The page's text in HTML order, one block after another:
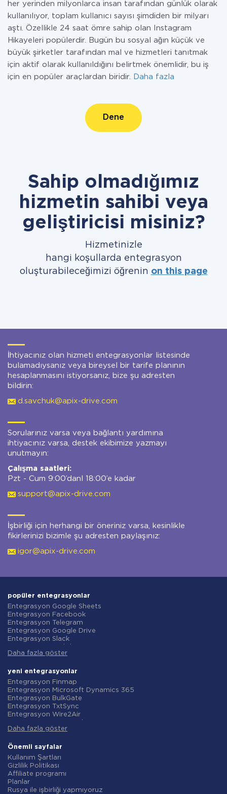
her yerinden milyonlarca insan tarafından günlük olarak
kullanılıyor, toplam kullanıcı sayısı şimdiden bir milyarı
aştı. Özellikle 24 saat ömre sahip olan Instagram
Hikayeleri popülerdir. Bugün bu sosyal ağın küçük ve
büyük şirketler tarafından mal ve hizmetleri tanıtmak
için aktif olarak kullanıldığını belirtmek önemlidir, bu iş
için en popüler araçlardan biridir.
Daha fazla
Dene
Sahip olmadığımız
hizmetin sahibi veya
geliştiricisi misiniz?
Hizmetinizle
hangi koşullarda entegrasyon
oluşturabileceğimizi öğrenin on this page
İhtiyacınız olan hizmeti entegrasyonlar listesinde
bulamadıysanız veya bireysel bir tarife planının
hesaplanmasını istiyorsanız, bize şu adresten
bildirin:
d.savchuk@apix-drive.com
Sorularınız varsa veya bağlantı yardımına
ihtiyacınız varsa, destek ekibimize yazmayı
unutmayın:
Çalışma saatleri:
Pzt - Cum 9:00’danl 18:00’e kadar
support@apix-drive.com
İşbirliği için herhangi bir öneriniz varsa, kesinlikle
fikirlerinizi bizimle şu adresten paylaşınız:
igor@apix-drive.com
popüler entegrasyonlar
Entegrasyon Google Sheets
Entegrasyon Facebook
Entegrasyon Telegram
Entegrasyon Google Drive
Entegrasyon Slack
Entegrasyon Gmail
Entegrasyon ClickUp
Entegrasyon Airtable
Entegrasyon Google Contacts
Entegrasyon OpenAI (ChatGPT)
Entegrasyon Instagram
Entegrasyon ActiveCampaign
Entegrasyon Typeform
Entegrasyon Salesforce CRM
Entegrasyon Notion
Entegrasyon AWeber
Entegrasyon Asana
Entegrasyon ZOHO CRM
Entegrasyon Webhooks
Daha fazla göster
yeni entegrasyonlar
Entegrasyon Finmap
Entegrasyon Microsoft Dynamics 365
Entegrasyon BulkGate
Entegrasyon TxtSync
Entegrasyon Wire2Air
Entegrasyon Infobip
Entegrasyon AtomPark
Entegrasyon TXTImpact
Entegrasyon Campaign Monitor
Entegrasyon CM.com
Entegrasyon D7 Networks
Entegrasyon SMS.to
Daha fazla göster
Önemli sayfalar
Kullanım Şartları
Gizlilik Politikası
Affiliate programı
Planlar
Rusya ile işbirliği yapmıyoruz